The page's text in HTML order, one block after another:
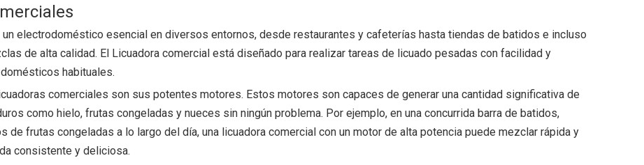
electrodoméstico esencial en diversos entornos, desde restaurantes y cafeterías hasta tiendas de batidos e incluso
de alta calidad. El Licuadora comercial está diseñado para realizar tareas de licuado pesadas con facilidad y
habituales.
comerciales son sus potentes motores. Estos motores son capaces de generar una cantidad significativa de
como hielo, frutas congeladas y nueces sin ningún problema. Por ejemplo, en una concurrida barra de batidos,
de frutas congeladas a lo largo del día, una licuadora comercial con un motor de alta potencia puede mezclar rápida y
consistente y deliciosa.